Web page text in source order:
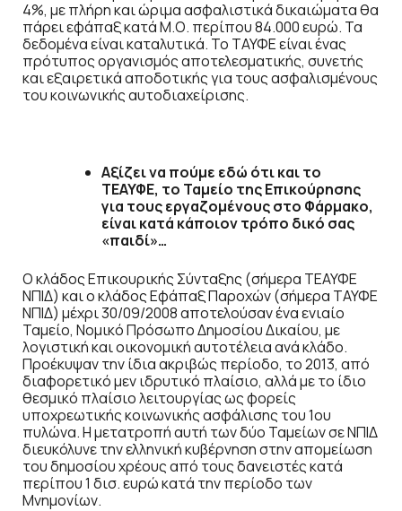
4%, με πλήρη και ώριμα ασφαλιστικά δικαιώματα θα
πάρει εφάπαξ κατά Μ.Ο. περίπου 84.000 ευρώ. Τα
δεδομένα είναι καταλυτικά. Το ΤΑΥΦΕ είναι ένας
πρότυπος οργανισμός αποτελεσματικής, συνετής
και εξαιρετικά αποδοτικής για τους ασφαλισμένους
του κοινωνικής αυτοδιαχείρισης.
Αξίζει να πούμε εδώ ότι και το
ΤΕΑΥΦΕ, το Ταμείο της Επικούρησης
για τους εργαζομένους στο Φάρμακο,
είναι κατά κάποιον τρόπο δικό σας
«παιδί»…
Ο κλάδος Επικουρικής Σύνταξης (σήμερα ΤΕΑΥΦΕ
ΝΠΙΔ) και ο κλάδος Εφάπαξ Παροχών (σήμερα ΤΑΥΦΕ
ΝΠΙΔ) μέχρι 30/09/2008 αποτελούσαν ένα ενιαίο
Ταμείο, Νομικό Πρόσωπο Δημοσίου Δικαίου, με
λογιστική και οικονομική αυτοτέλεια ανά κλάδο.
Προέκυψαν την ίδια ακριβώς περίοδο, το 2013, από
διαφορετικό μεν ιδρυτικό πλαίσιο, αλλά με το ίδιο
θεσμικό πλαίσιο λειτουργίας ως φορείς
υποχρεωτικής κοινωνικής ασφάλισης του 1ου
πυλώνα. Η μετατροπή αυτή των δύο Ταμείων σε ΝΠΙΔ
διευκόλυνε την ελληνική κυβέρνηση στην απομείωση
του δημοσίου χρέους από τους δανειστές κατά
περίπου 1 δισ. ευρώ κατά την περίοδο των
Μνημονίων.